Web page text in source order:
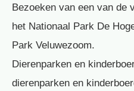
Bezoeken van een van de
het Nationaal Park De
Park Veluwezoom.
Dierenparken en
dierenparken en